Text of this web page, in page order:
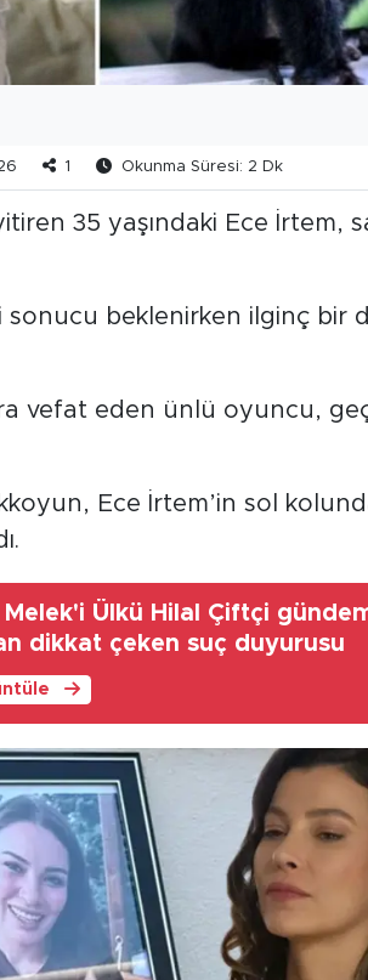
1 Okunma Süresi: 2 Dk
35 yaşındaki Ece İrtem,
sonucu beklenirken ilginç bir
vefat eden ünlü oyuncu,
Ece İrtem’in sol
Melek'i Ülkü Hilal Çiftçi
dikkat çeken suç duyurusu